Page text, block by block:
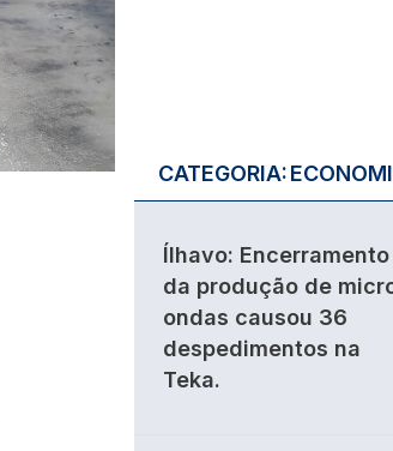
CATEGORIA:
Ílhavo: Encerramento
da produção de
ondas causou 36
despedimentos na
Teka.